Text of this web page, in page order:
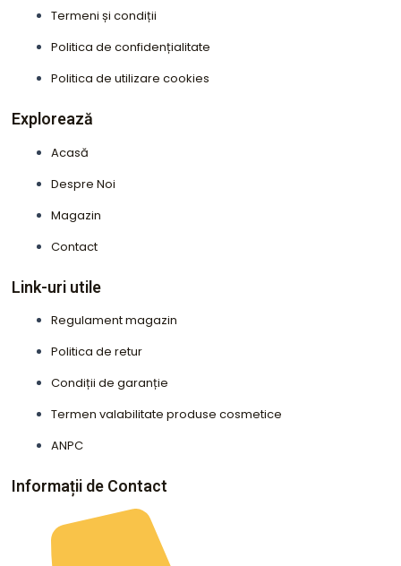
Termeni și condiții
Politica de confidențialitate
Politica de utilizare cookies
Explorează
Acasă
Despre Noi
Magazin
Contact
Link-uri utile
Regulament magazin
Politica de retur
Condiții de garanție
Termen valabilitate produse cosmetice
ANPC
Informații de Contact